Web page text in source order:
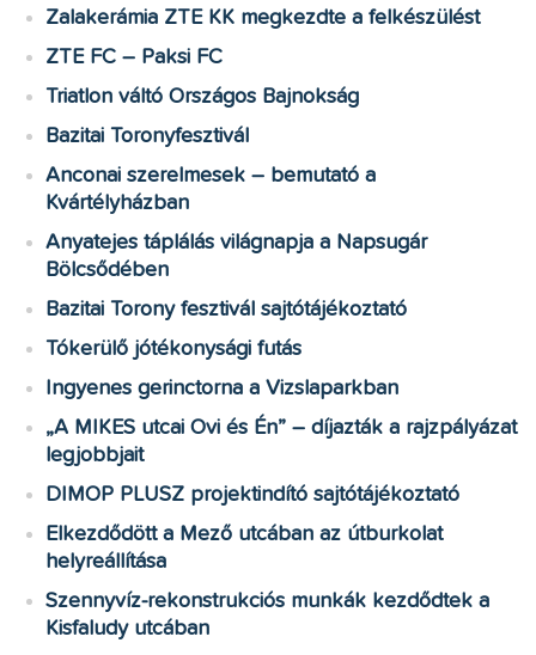
Zalakerámia ZTE KK megkezdte a felkészülést
ZTE FC – Paksi FC
Triatlon váltó Országos Bajnokság
Bazitai Toronyfesztivál
Anconai szerelmesek – bemutató a
Kvártélyházban
Anyatejes táplálás világnapja a Napsugár
Bölcsődében
Bazitai Torony fesztivál sajtótájékoztató
Tókerülő jótékonysági futás
Ingyenes gerinctorna a Vizslaparkban
„A MIKES utcai Ovi és Én” – díjazták a rajzpályázat
legjobbjait
DIMOP PLUSZ projektindító sajtótájékoztató
Elkezdődött a Mező utcában az útburkolat
helyreállítása
Szennyvíz-rekonstrukciós munkák kezdődtek a
Kisfaludy utcában